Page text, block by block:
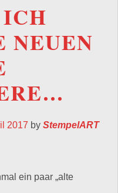
NEUEN
2017 by StempelART
ein paar „alte